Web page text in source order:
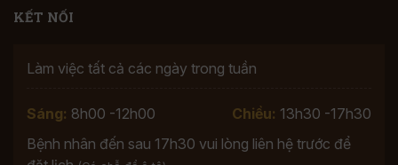
KẾT NỐI
Làm việc tất cả các ngày trong tuần
Sáng: 8h00 -12h00 Chiều: 13h30 -17h30
Bệnh nhân đến sau 17h30 vui lòng liên hệ trước để